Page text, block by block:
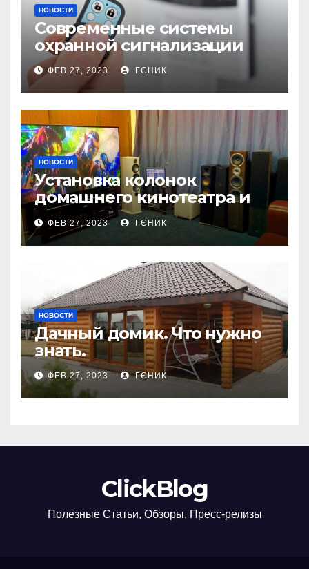
НОВОСТИ
Современные системы
охранной сигнализации
ФЕВ 27, 2023 ГЄНИК
НОВОСТИ
Установка колонок
домашнего кинотеатра и
настройка звука
ФЕВ 27, 2023 ГЄНИК
НОВОСТИ
Дачный домик. Что нужно
знать.
ФЕВ 27, 2023 ГЄНИК
ClickBlog
Полезные Статьи, Обзоры, Пресс-релизы